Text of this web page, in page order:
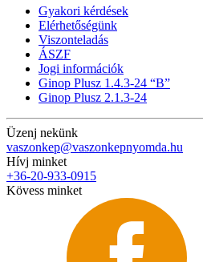
Gyakori kérdések
Elérhetőségünk
Viszonteladás
ÁSZF
Jogi információk
Ginop Plusz 1.4.3-24 “B”
Ginop Plusz 2.1.3-24
Üzenj nekünk
vaszonkep@vaszonkepnyomda.hu
Hívj minket
+36-20-933-0915
Kövess minket